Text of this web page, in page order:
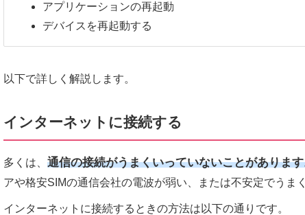
アプリケーションの再起動
デバイスを再起動する
以下で詳しく解説します。
インターネットに接続する
多くは、 通信の接続がうまくいっていないことがありま
アや格安SIMの通信会社の電波が弱い、または不安定でうま
インターネットに接続するときの方法は以下の通りです。